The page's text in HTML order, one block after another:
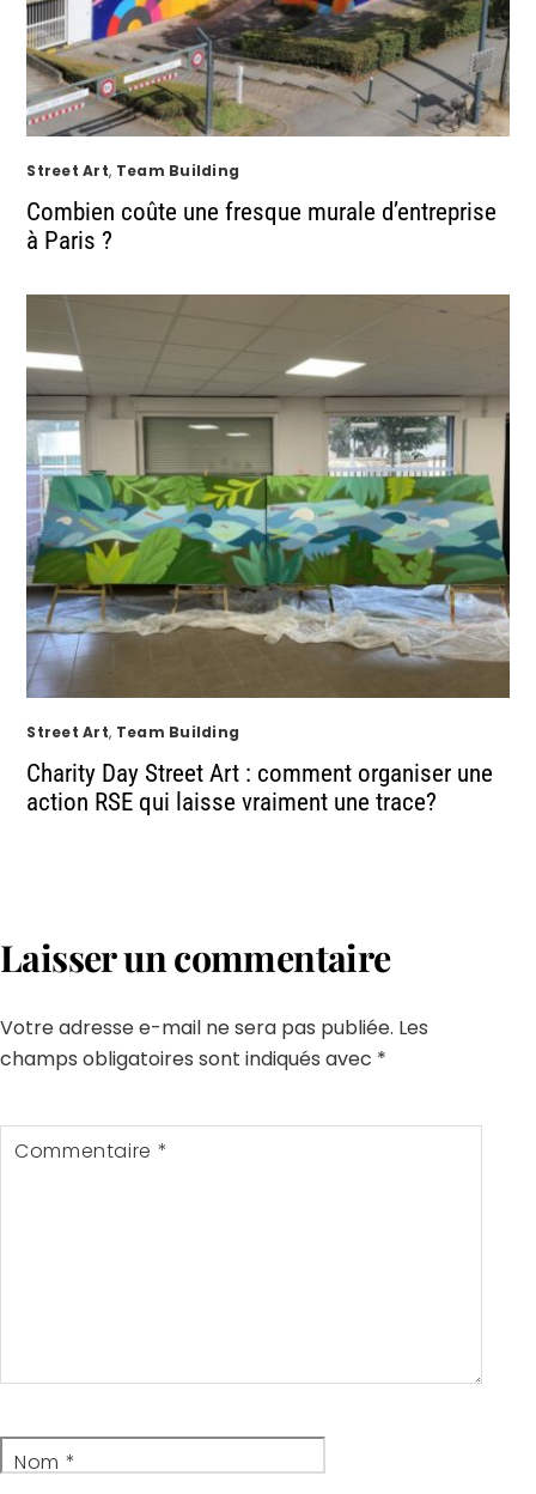
Street Art, Team Building
Combien coûte une fresque murale d’entreprise
à Paris ?
Street Art, Team Building
Charity Day Street Art : comment organiser une
action RSE qui laisse vraiment une trace?
Laisser un commentaire
Votre adresse e-mail ne sera pas publiée. Les
champs obligatoires sont indiqués avec *
Commentaire *
Nom *